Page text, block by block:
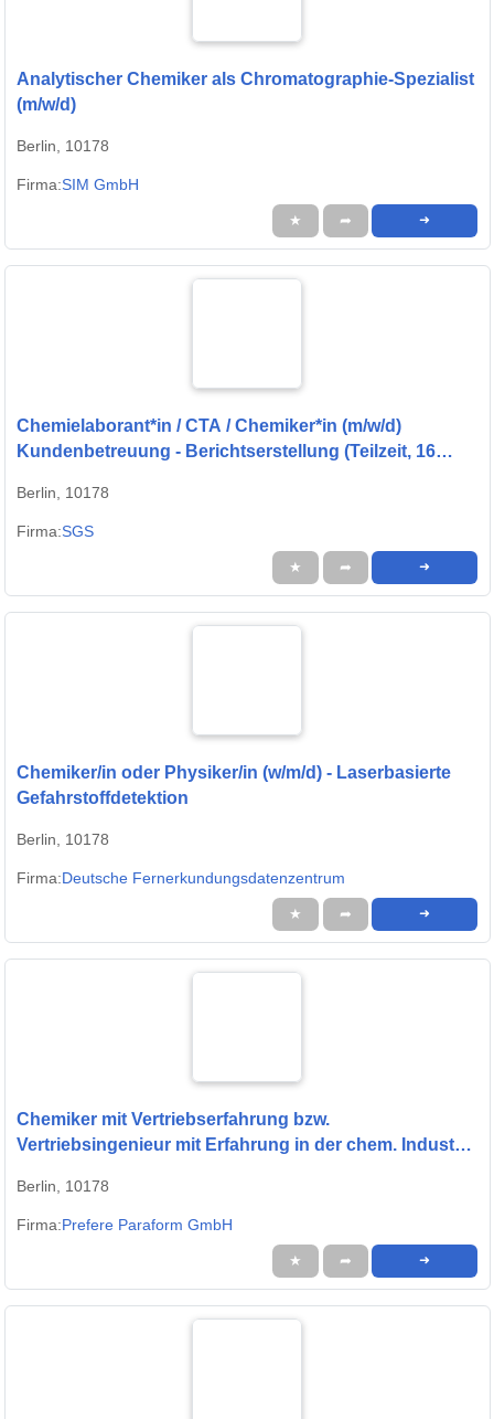
Analytischer Chemiker als Chromatographie-Spezialist
(m/w/d)
Berlin, 10178
Firma:SIM GmbH
★ ➦ ➜
Chemielaborant*in / CTA / Chemiker*in (m/w/d)
Kundenbetreuung - Berichtserstellung (Teilzeit, 16
Berlin, 10178
Firma:SGS
★ ➦ ➜
Chemiker/in oder Physiker/in (w/m/d) - Laserbasierte
Gefahrstoffdetektion
Berlin, 10178
Firma:Deutsche Fernerkundungsdatenzentrum
★ ➦ ➜
Chemiker mit Vertriebserfahrung bzw.
Vertriebsingenieur mit Erfahrung in der chem. Industrie
Berlin, 10178
Firma:Prefere Paraform GmbH
★ ➦ ➜